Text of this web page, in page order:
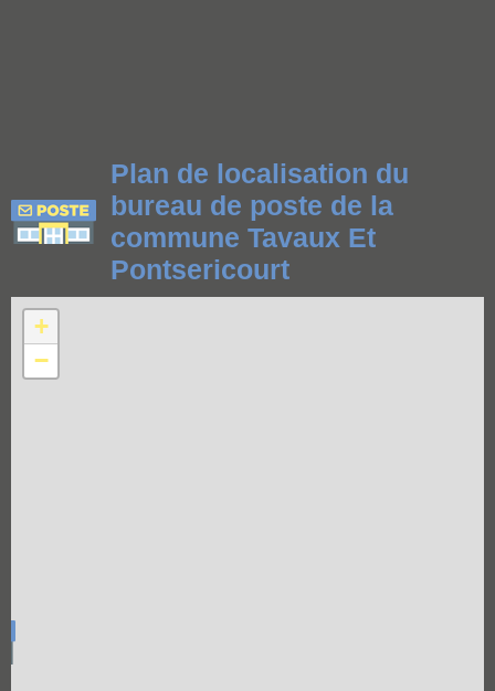
Plan de localisation du
bureau de poste de la
commune Tavaux Et
Pontsericourt
+
−